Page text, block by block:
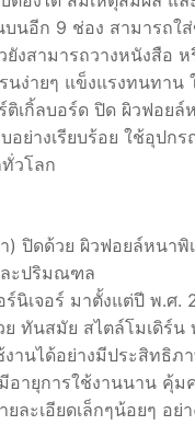
นอีก 9 ช่อง สามารถใส่
ยังสามารถวางหนังสือ
นง่ายๆ แข็งแรงทนทาน
ติเกิ้ลบอร์ด ปิด ผิวฟอยล์
อย่างเรียบร้อย ใช้อุปก
วโลก
) ปิดด้วย ผิวฟอยล์หนาพิ
ละปริมณฑล
ร์นิเจอร์ มาตั้งแต่ปี พ.ศ.
ทันสมัย สไตล์โมเดิร์น
านได้อย่างมีประสิทธิภ
อายุการใช้งานนาน คุ้ม
ะเอียดเล็กๆน้อยๆ อย่า